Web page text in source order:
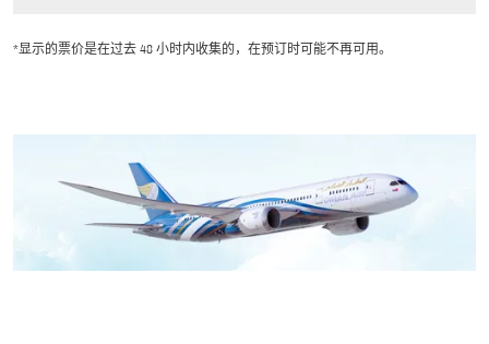
*显示的票价是在过去 48 小时内收集的，在预订时可能不再可用。